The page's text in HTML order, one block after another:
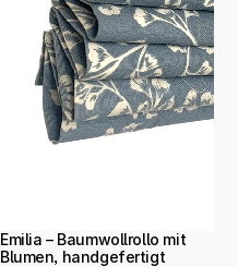
Emilia – Baumwollrollo mit
Blumen, handgefertigt